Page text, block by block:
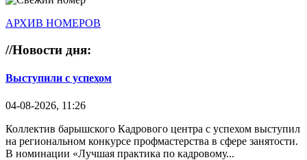
АРХИВ НОМЕРОВ
//Новости дня:
Выступили с успехом
04-08-2026, 11:26
Коллектив барышского Кадрового центра с успехом выступил
на региональном конкурсе профмастерства в сфере занятости.
В номинации «Лучшая практика по кадровому...